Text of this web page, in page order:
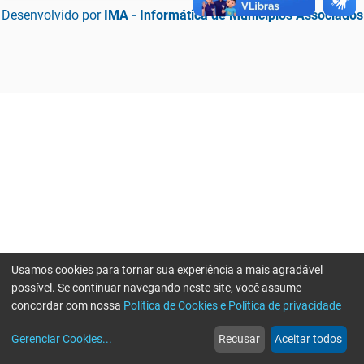
Desenvolvido por IMA - Informática de Municípios Associados
web
Notícias
more_horiz
Mais
Usamos cookies para tornar sua experiência a mais agradável
possível. Se continuar navegando neste site, você assume
concordar com nossa Política de Cookies e Política de privacidade
Gerenciar Cookies... Recusar Aceitar todos
Erro ao enviar informações, por favor tente novamente